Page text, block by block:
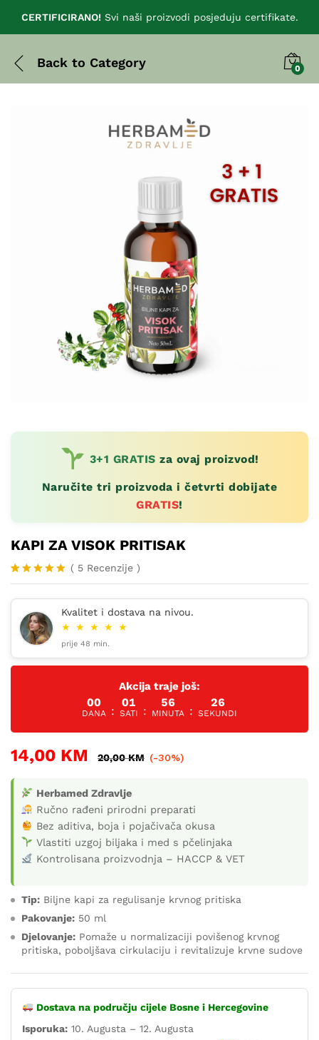
CERTIFICIRANO! Svi naši proizvodi posjeduju certifikate.
Back to Category 0
3+1 GRATIS za ovaj proizvod!
Naručite tri proizvoda i četvrti dobijate
GRATIS!
KAPI ZA VISOK PRITISAK
Korisničk
e ocjene:
ukupno 5
5
korisnika)
( 5 Recenzije )
Kvalitet i dostava na nivou.
★ ★ ★ ★ ★
prije 48 min.
Akcija traje još:
00
DANA :
01
SATI :
56
MINUTA :
25
SEKUNDI
14,00 KM 20,00KM (-30%)
Herbamed Zdravlje
Ručno rađeni prirodni preparati
Bez aditiva, boja i pojačivača okusa
Vlastiti uzgoj biljaka i med s pčelinjaka
Kontrolisana proizvodnja – HACCP & VET
Tip: Biljne kapi za regulisanje krvnog pritiska
Pakovanje: 50 ml
Djelovanje: Pomaže u normalizaciji povišenog krvnog
pritiska, poboljšava cirkulaciju i revitalizuje krvne sudove
Dostava na području cijele Bosne i Hercegovine
Isporuka: 10. Augusta – 12. Augusta